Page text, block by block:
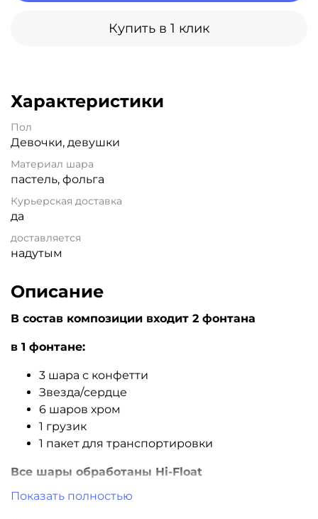
Купить в 1 клик
Характеристики
Пол
Девочки, девушки
Материал шара
пастель, фольга
Курьерская доставка
да
доставляется
надутым
Описание
В состав композиции входит 2 фонтана
в 1 фонтане:
3 шара с конфетти
Звезда/сердце
6 шаров хром
1 грузик
1 пакет для транспортировки
Все шары обработаны Hi-Float
Гарантия полета 3 дня
Показать полностью